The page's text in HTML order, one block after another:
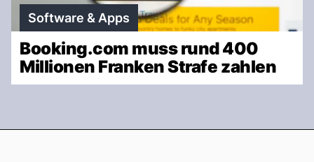
Software & Apps
Booking.com muss rund 400
Millionen Franken Strafe zahlen